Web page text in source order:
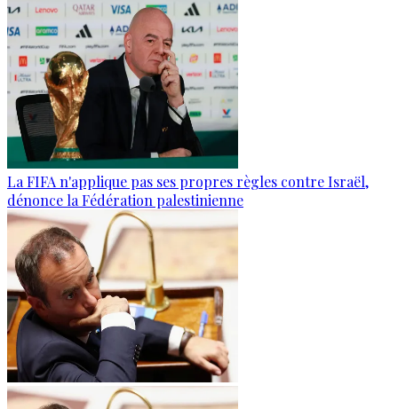
La FIFA n'applique pas ses propres règles contre Israël,
dénonce la Fédération palestinienne